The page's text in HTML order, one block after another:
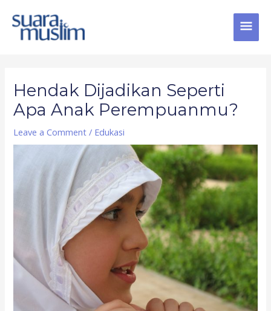
content
Hendak Dijadikan Seperti
Apa Anak Perempuanmu?
Leave a Comment / Edukasi